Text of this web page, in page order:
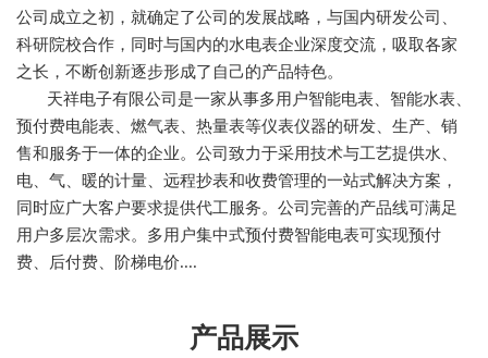
公司成立之初，就确定了公司的发展战略，与国内研发公司、
科研院校合作，同时与国内的水电表企业深度交流，吸取各家
之长，不断创新逐步形成了自己的产品特色。
天祥电子有限公司是一家从事多用户智能电表、智能水表、
预付费电能表、燃气表、热量表等仪表仪器的研发、生产、销
售和服务于一体的企业。公司致力于采用技术与工艺提供水、
电、气、暖的计量、远程抄表和收费管理的一站式解决方案，
同时应广大客户要求提供代工服务。公司完善的产品线可满足
用户多层次需求。多用户集中式预付费智能电表可实现预付
费、后付费、阶梯电价....
产品展示